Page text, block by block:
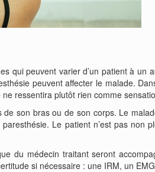
qui peuvent varier d’un patient à un
peuvent affecter le malade.
ressentira plutôt rien comme
de son bras ou de son corps. Le
Le patient n’est pas
du médecin traitant seront
si nécessaire : une IRM, un